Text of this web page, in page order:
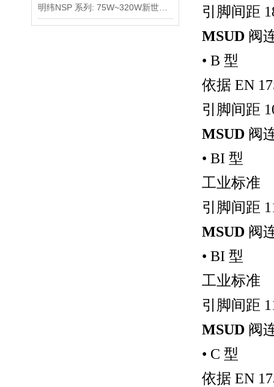
引脚间距
MSUD 阀
• B 型
依据 EN
引脚间距
MSUD 阀
• BI 型
工业标准
引脚间距
MSUD 阀
• BI 型
工业标准
引脚间距
MSUD 阀
• C 型
依据 EN